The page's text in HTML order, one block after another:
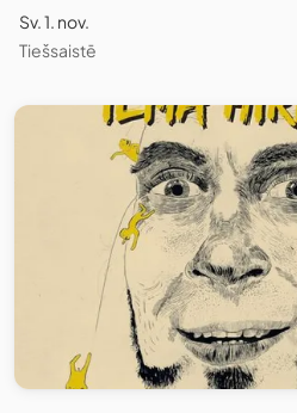
Sv. 1. nov.
Tiešsaistē